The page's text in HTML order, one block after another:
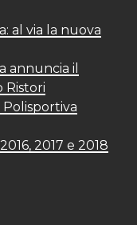
al via la nuova
annuncia il
Ristori
Polisportiva
2017 e 2018